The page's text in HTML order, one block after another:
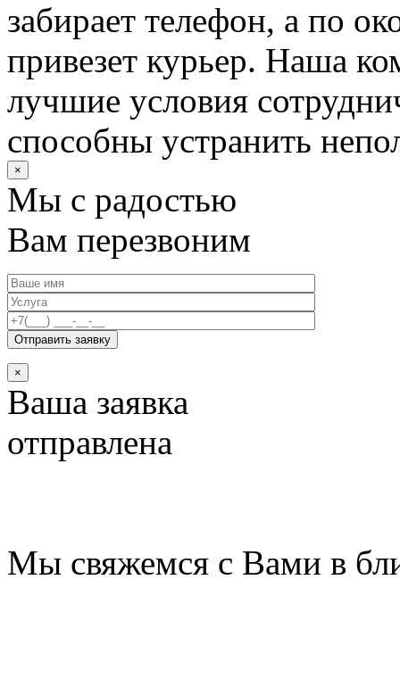
забирает телефон, а по
привезет курьер. Наша
лучшие условия
способны устранить
×
Мы с радостью
Вам перезвоним
×
Ваша заявка
отправлена
Мы свяжемся с Вами в